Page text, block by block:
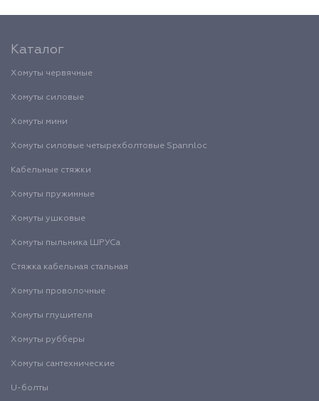
Каталог
Хомуты червячные
Хомуты силовые
Хомуты мини
Хомуты силовые четырехболтовые Spannloc
Кабельные стяжки
Хомуты пружинные
Хомуты ушковые
Хомуты пыльника ШРУСа
Стяжка кабельная стальная
Хомуты проволочные
Хомуты глушителя
Хомуты рубберы
Хомуты сантехнические
U-болты